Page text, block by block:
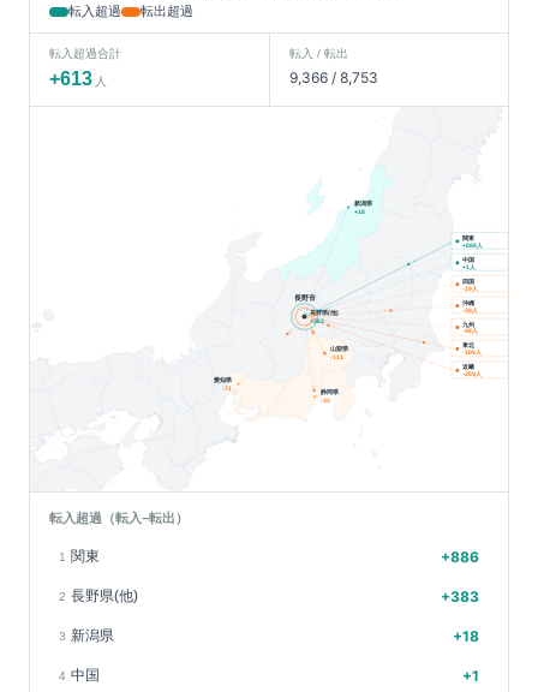
転入超過
転出超過
転入超過合計
+613 人
転入 / 転出
9,366/ 8,753
長野県(他)
+383
新潟県
+18
静岡県
-32
愛知県
-71
山梨県
-111
長野市
関東
+886人
中国
+1人
四国
-19人
沖縄
-28人
九州
-46人
東北
-109人
近畿
-259人
転入超過（転入−転出）
1 関東 +886
2 長野県(他) +383
3 新潟県 +18
4 中国 +1